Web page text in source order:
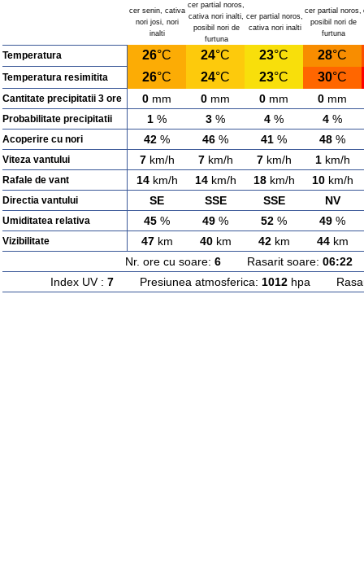
cer senin, cativa
nori josi, nori
inalti
cer partial noros,
cativa nori inalti,
posibil nori de
furtuna
cer partial noros,
cativa nori inalti
cer partial noros,
posibil nori de
furtuna
Temperatura 26°C 24°C 23°C 28°C
Temperatura resimitita 26°C 24°C 23°C 30°C
Cantitate precipitatii 3 ore 0 mm 0 mm 0 mm 0 mm
Probabilitate precipitatii 1 % 3 % 4 % 4 %
Acoperire cu nori 42 % 46 % 41 % 48 %
Viteza vantului 7km/h 7km/h 7km/h 1km/h
Rafale de vant 14km/h 14km/h 18km/h 10km/h
Directia vantului SE SSE SSE NV
Umiditatea relativa 45 % 49 % 52 % 49 %
Vizibilitate 47km 40km 42km 44km
Nr. ore cu soare: 6Rasarit soare: 06:22
Index UV : 7Presiunea atmosferica: 1012hpa